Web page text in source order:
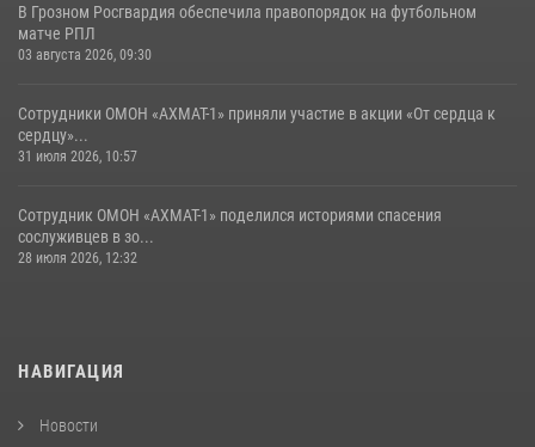
В Грозном Росгвардия обеспечила правопорядок на футбольном
матче РПЛ
03 августа 2026, 09:30
Сотрудники ОМОН «АХМАТ-1» приняли участие в акции «От сердца к
сердцу»...
31 июля 2026, 10:57
Сотрудник ОМОН «АХМАТ-1» поделился историями спасения
сослуживцев в зо...
28 июля 2026, 12:32
НАВИГАЦИЯ
Новости